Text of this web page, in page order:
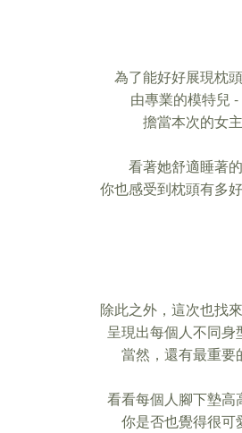
為了能好好展現枕
由專業的模特兒 -
擔當本次的女
看著她舒適睡著
你也感受到枕頭有多
除此之外，這次也找
呈現出每個人不同身
當然，還有最重要
看看每個人腳下墊高
你是否也覺得很可